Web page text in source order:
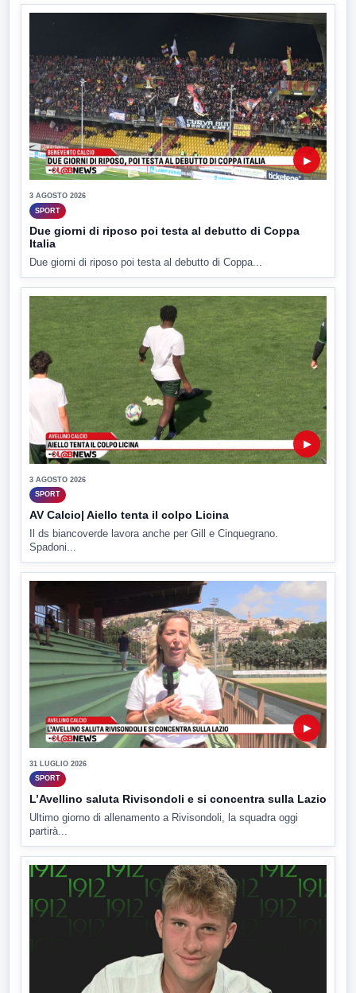
▶
3 AGOSTO 2026
SPORT
Due giorni di riposo poi testa al debutto di Coppa
Italia
Due giorni di riposo poi testa al debutto di Coppa...
▶
3 AGOSTO 2026
SPORT
AV Calcio| Aiello tenta il colpo Licina
Il ds biancoverde lavora anche per Gill e Cinquegrano.
Spadoni...
▶
31 LUGLIO 2026
SPORT
L’Avellino saluta Rivisondoli e si concentra sulla Lazio
Ultimo giorno di allenamento a Rivisondoli, la squadra oggi
partirà...